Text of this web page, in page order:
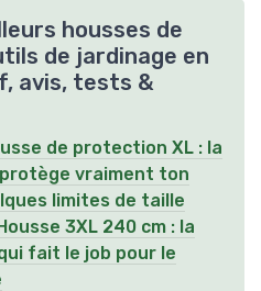
housses de
de jardinage en
avis, tests &
de protection XL : la
vraiment ton
limites de taille
3XL 240 cm : la
fait le job pour le